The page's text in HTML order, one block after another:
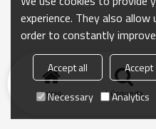
Inicio búsqueda
experience. They also
order to constantly
Accept all
Necessary
Analytics